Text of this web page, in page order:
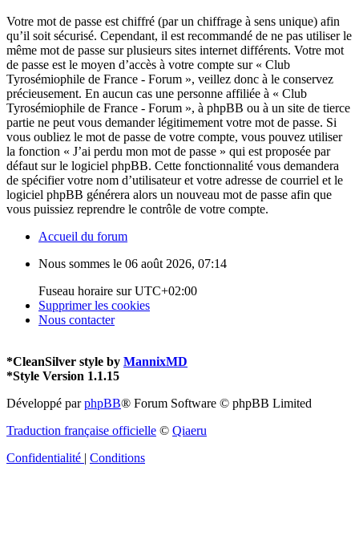
Votre mot de passe est chiffré (par un chiffrage à sens unique) afin
qu’il soit sécurisé. Cependant, il est recommandé de ne pas utiliser le
même mot de passe sur plusieurs sites internet différents. Votre mot
de passe est le moyen d’accès à votre compte sur « Club
Tyrosémiophile de France - Forum », veillez donc à le conservez
précieusement. En aucun cas une personne affiliée à « Club
Tyrosémiophile de France - Forum », à phpBB ou à un site de tierce
partie ne peut vous demander légitimement votre mot de passe. Si
vous oubliez le mot de passe de votre compte, vous pouvez utiliser
la fonction « J’ai perdu mon mot de passe » qui est proposée par
défaut sur le logiciel phpBB. Cette fonctionnalité vous demandera
de spécifier votre nom d’utilisateur et votre adresse de courriel et le
logiciel phpBB générera alors un nouveau mot de passe afin que
vous puissiez reprendre le contrôle de votre compte.
Accueil du forum
Nous sommes le 06 août 2026, 07:14
Fuseau horaire surUTC+02:00
Supprimer les cookies
Nous contacter
*CleanSilver style by MannixMD
*Style Version 1.1.15
Développé parphpBB® Forum Software © phpBB Limited
Traduction française officielle © Qiaeru
Confidentialité | Conditions